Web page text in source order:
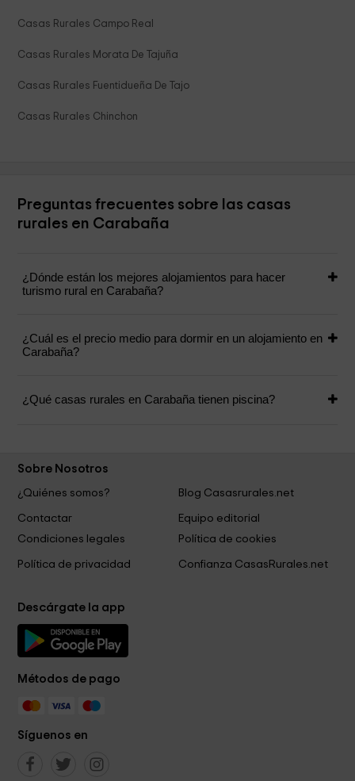
Casas Rurales Campo Real
Casas Rurales Morata De Tajuña
Casas Rurales Fuentidueña De Tajo
Casas Rurales Chinchon
Preguntas frecuentes sobre las casas
rurales en Carabaña
¿Dónde están los mejores alojamientos para hacer
turismo rural en Carabaña?
¿Cuál es el precio medio para dormir en un alojamiento en
Carabaña?
¿Qué casas rurales en Carabaña tienen piscina?
Sobre Nosotros
¿Quiénes somos?
Blog Casasrurales.net
Contactar
Equipo editorial
Condiciones legales
Política de cookies
Política de privacidad Confianza CasasRurales.net
Descárgate la app
Métodos de pago
Síguenos en